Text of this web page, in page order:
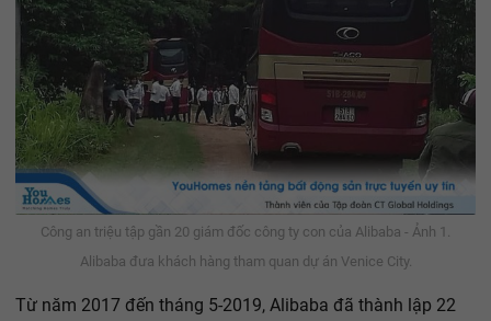
Công an triệu tập gần 20 giám đốc công ty con của Alibaba - Ảnh 1.
Alibaba đưa khách hàng tham quan dự án Venice City.
Từ năm 2017 đến tháng 5-2019, Alibaba đã thành lập 22